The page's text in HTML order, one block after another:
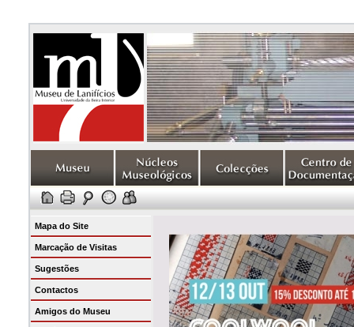
Mapa do Site
Marcação de Visitas
Sugestões
Contactos
Amigos do Museu